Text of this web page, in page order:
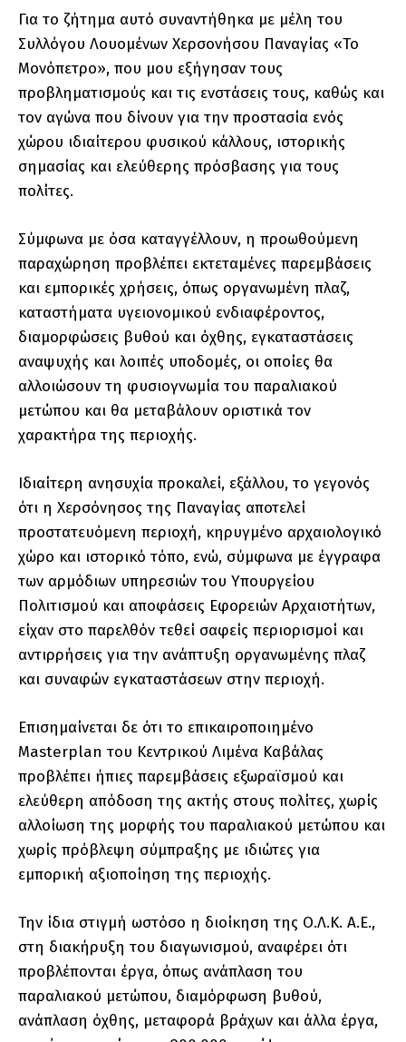
Για το ζήτημα αυτό συναντήθηκα με μέλη του
Συλλόγου Λουομένων Χερσονήσου Παναγίας «Το
Μονόπετρο», που μου εξήγησαν τους
προβληματισμούς και τις ενστάσεις τους, καθώς και
τον αγώνα που δίνουν για την προστασία ενός
χώρου ιδιαίτερου φυσικού κάλλους, ιστορικής
σημασίας και ελεύθερης πρόσβασης για τους
πολίτες.
Σύμφωνα με όσα καταγγέλλουν, η προωθούμενη
παραχώρηση προβλέπει εκτεταμένες παρεμβάσεις
και εμπορικές χρήσεις, όπως οργανωμένη πλαζ,
καταστήματα υγειονομικού ενδιαφέροντος,
διαμορφώσεις βυθού και όχθης, εγκαταστάσεις
αναψυχής και λοιπές υποδομές, οι οποίες θα
αλλοιώσουν τη φυσιογνωμία του παραλιακού
μετώπου και θα μεταβάλουν οριστικά τον
χαρακτήρα της περιοχής.
Ιδιαίτερη ανησυχία προκαλεί, εξάλλου, το γεγονός
ότι η Χερσόνησος της Παναγίας αποτελεί
προστατευόμενη περιοχή, κηρυγμένο αρχαιολογικό
χώρο και ιστορικό τόπο, ενώ, σύμφωνα με έγγραφα
των αρμόδιων υπηρεσιών του Υπουργείου
Πολιτισμού και αποφάσεις Εφορειών Αρχαιοτήτων,
είχαν στο παρελθόν τεθεί σαφείς περιορισμοί και
αντιρρήσεις για την ανάπτυξη οργανωμένης πλαζ
και συναφών εγκαταστάσεων στην περιοχή.
Επισημαίνεται δε ότι το επικαιροποιημένο
Masterplan του Κεντρικού Λιμένα Καβάλας
προβλέπει ήπιες παρεμβάσεις εξωραϊσμού και
ελεύθερη απόδοση της ακτής στους πολίτες, χωρίς
αλλοίωση της μορφής του παραλιακού μετώπου και
χωρίς πρόβλεψη σύμπραξης με ιδιώτες για
εμπορική αξιοποίηση της περιοχής.
Την ίδια στιγμή ωστόσο η διοίκηση της Ο.Λ.Κ. Α.Ε.,
στη διακήρυξη του διαγωνισμού, αναφέρει ότι
προβλέπονται έργα, όπως ανάπλαση του
παραλιακού μετώπου, διαμόρφωση βυθού,
ανάπλαση όχθης, μεταφορά βράχων και άλλα έργα,